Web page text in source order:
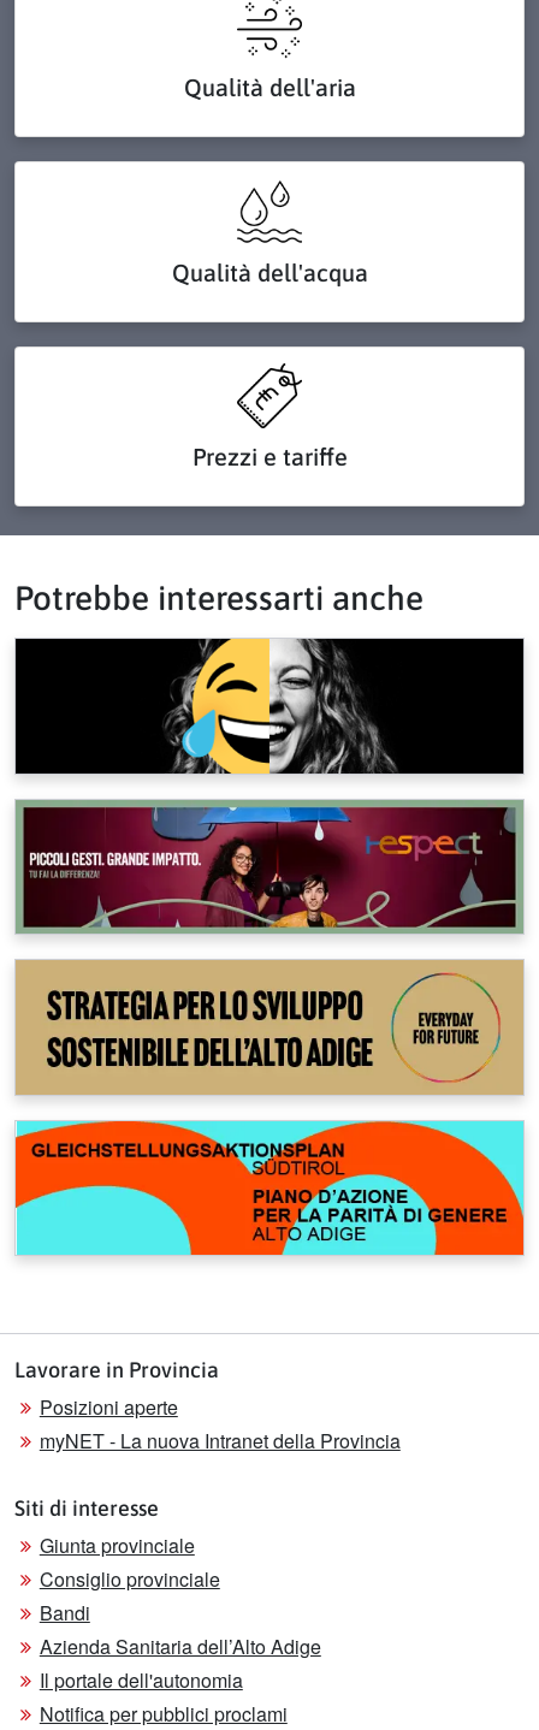
Qualità dell'aria
Qualità dell'acqua
Prezzi e tariffe
Potrebbe interessarti anche
Lavorare in Provincia
Posizioni aperte
myNET - La nuova Intranet della Provincia
Siti di interesse
Giunta provinciale
Consiglio provinciale
Bandi
Azienda Sanitaria dell’Alto Adige
Il portale dell'autonomia
Notifica per pubblici proclami